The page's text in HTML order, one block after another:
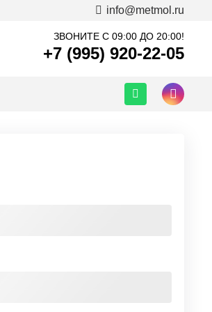
info@metmol.ru
ЗВОНИТЕ С 09:00 ДО 20:00!
+7 (995) 920-22-05